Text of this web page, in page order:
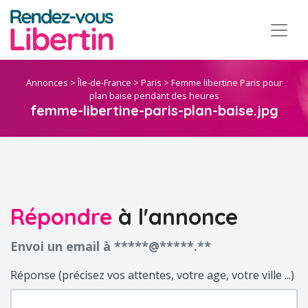
Annonces >Île-de-France > Paris > Femme libertine Paris pour
plan baise pendant des heures
femme-libertine-paris-plan-baise.jpg
Répondre à l'annonce
Envoi un email à *****@*****.**
Réponse (précisez vos attentes, votre age, votre ville ...)